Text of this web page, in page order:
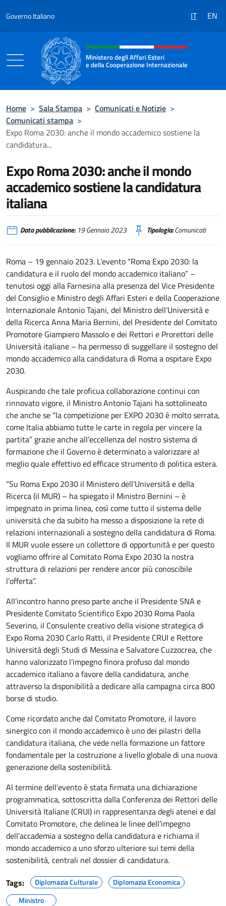
Governo Italiano IT EN
Intestazione sito, social e menù
Ministero degli Affari Esteri
e della Cooperazione Internazionale
Home > Sala Stampa > Comunicati e Notizie >
Comunicati stampa >
Expo Roma 2030: anche il mondo accademico sostiene la
candidatura...
Expo Roma 2030: anche il mondo
accademico sostiene la candidatura
italiana
Data pubblicazione:19 Gennaio 2023 Tipologia:Comunicati
Roma – 19 gennaio 2023. L’evento “Roma Expo 2030: la
candidatura e il ruolo del mondo accademico italiano” –
tenutosi oggi alla Farnesina alla presenza del Vice Presidente
del Consiglio e Ministro degli Affari Esteri e della Cooperazione
Internazionale Antonio Tajani, del Ministro dell’Università e
della Ricerca Anna Maria Bernini, del Presidente del Comitato
Promotore Giampiero Massolo e dei Rettori e Prorettori delle
Università italiane – ha permesso di suggellare il sostegno del
mondo accademico alla candidatura di Roma a ospitare Expo
2030.
Auspicando che tale proficua collaborazione continui con
rinnovato vigore, il Ministro Antonio Tajani ha sottolineato
che anche se “la competizione per EXPO 2030 è molto serrata,
come Italia abbiamo tutte le carte in regola per vincere la
partita” grazie anche all’eccellenza del nostro sistema di
formazione che il Governo è determinato a valorizzare al
meglio quale effettivo ed efficace strumento di politica estera.
“Su Roma Expo 2030 il Ministero dell’Università e della
Ricerca (il MUR) – ha spiegato il Ministro Bernini – è
impegnato in prima linea, così come tutto il sistema delle
università che da subito ha messo a disposizione la rete di
relazioni internazionali a sostegno della candidatura di Roma.
Il MUR vuole essere un collettore di opportunità e per questo
vogliamo offrire al Comitato Roma Expo 2030 la nostra
struttura di relazioni per rendere ancor più conoscibile
l’offerta”.
All’incontro hanno preso parte anche il Presidente SNA e
Presidente Comitato Scientifico Expo 2030 Roma Paola
Severino, il Consulente creativo della visione strategica di
Expo Roma 2030 Carlo Ratti, il Presidente CRUI e Rettore
Università degli Studi di Messina e Salvatore Cuzzocrea, che
hanno valorizzato l’impegno finora profuso dal mondo
accademico italiano a favore della candidatura, anche
attraverso la disponibilità a dedicare alla campagna circa 800
borse di studio.
Come ricordato anche dal Comitato Promotore, il lavoro
sinergico con il mondo accademico è uno dei pilastri della
candidatura italiana, che vede nella formazione un fattore
fondamentale per la costruzione a livello globale di una nuova
generazione della sostenibilità.
Al termine dell’evento è stata firmata una dichiarazione
programmatica, sottoscritta dalla Conferenza dei Rettori delle
Università Italiane (CRUI) in rappresentanza degli atenei e dal
Comitato Promotore, che delinea le linee dell’impegno
dell’accademia a sostegno della candidatura e richiama il
mondo accademico a uno sforzo ulteriore sui temi della
sostenibilità, centrali nel dossier di candidatura.
Tags:
Diplomazia Culturale
Diplomazia Economica
Ministro